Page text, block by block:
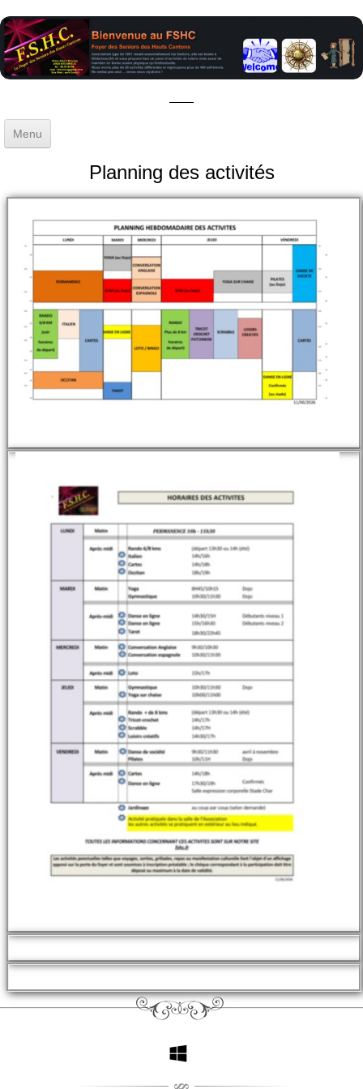
Menu
Gestion▼
Activités▼
Sorties - Voyages
Blog
Planning des activités